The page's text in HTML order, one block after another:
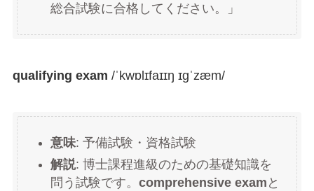
総合試験に合格してください。」
qualifying exam /ˈkwɒlɪfaɪɪŋ ɪɡˈzæm/
意味: 予備試験・資格試験
解説: 博士課程進級のための基礎知識を
問う試験です。 comprehensive exam と